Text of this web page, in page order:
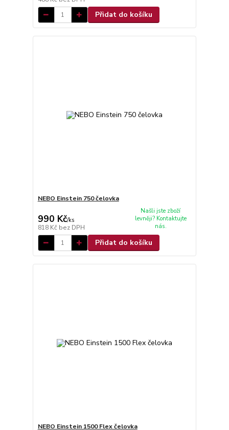
Přidat do košíku
NEBO Einstein 750 čelovka
990 Kč/ks
818 Kč bez DPH
Našli jste zboží
levněji? Kontaktujte
nás.
Přidat do košíku
NEBO Einstein 1500 Flex čelovka